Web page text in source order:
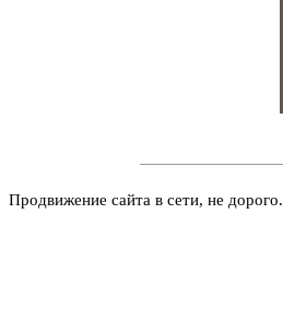
Продвижение сайта в сети, не дорого.